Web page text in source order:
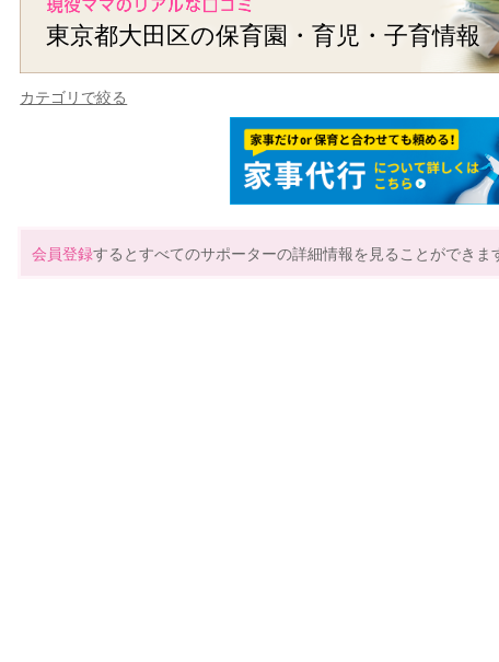
東京都大田区の保育園・育児・子育情報
カテゴリで絞る
会員登録するとすべてのサポーターの詳細情報を見ることができま